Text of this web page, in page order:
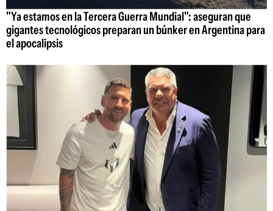
"Ya estamos en la Tercera Guerra Mundial": aseguran que
gigantes tecnológicos preparan un búnker en Argentina para
el apocalipsis